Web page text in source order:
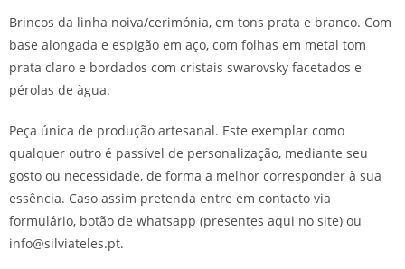
Brincos da linha noiva/cerimónia, em tons prata e branco. Com
base alongada e espigão em aço, com folhas em metal tom
prata claro e bordados com cristais swarovsky facetados e
pérolas de àgua.
Peça única de produção artesanal. Este exemplar como
qualquer outro é passível de personalização, mediante seu
gosto ou necessidade, de forma a melhor corresponder à sua
essência. Caso assim pretenda entre em contacto via
formulário, botão de whatsapp (presentes aqui no site) ou
info@silviateles.pt.